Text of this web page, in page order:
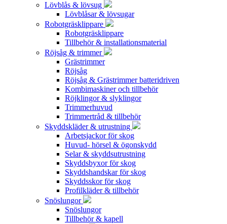
Lövblås & lövsug
Lövblåsar & lövsugar
Robotgräsklippare
Robotgräsklippare
Tillbehör & installationsmaterial
Röjsåg & trimmer
Grästrimmer
Röjsåg
Röjsåg & Grästrimmer batteridriven
Kombimaskiner och tillbehör
Röjklingor & slyklingor
Trimmerhuvud
Trimmertråd & tillbehör
Skyddskläder & utrustning
Arbetsjackor för skog
Huvud- hörsel & ögonskydd
Selar & skyddsutrustning
Skyddsbyxor för skog
Skyddshandskar för skog
Skyddsskor för skog
Profilkläder & tillbehör
Snöslungor
Snöslungor
Tillbehör & kapell